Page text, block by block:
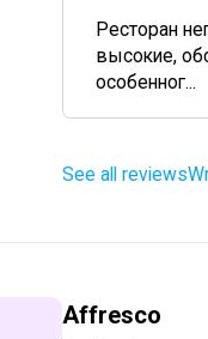
Ресторан
высокие,
особенног...
See all reviews
Affresco